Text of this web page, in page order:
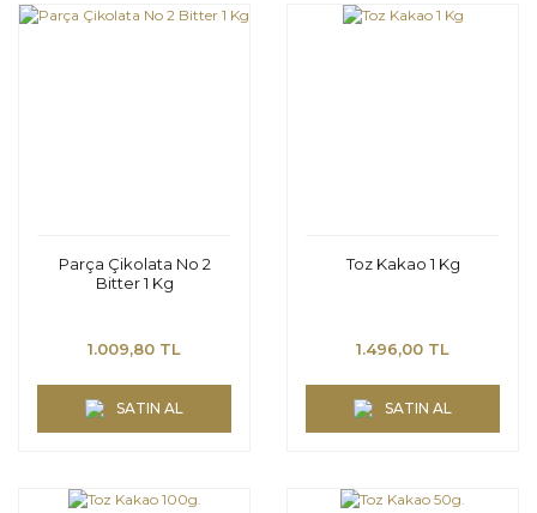
Parça Çikolata No 2
Bitter 1 Kg
1.009,80 TL
SATIN AL
Toz Kakao 1 Kg
1.496,00 TL
SATIN AL